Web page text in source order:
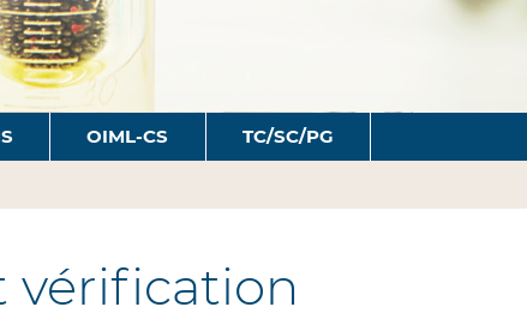
OIML-CS TC/SC/PG
vérification